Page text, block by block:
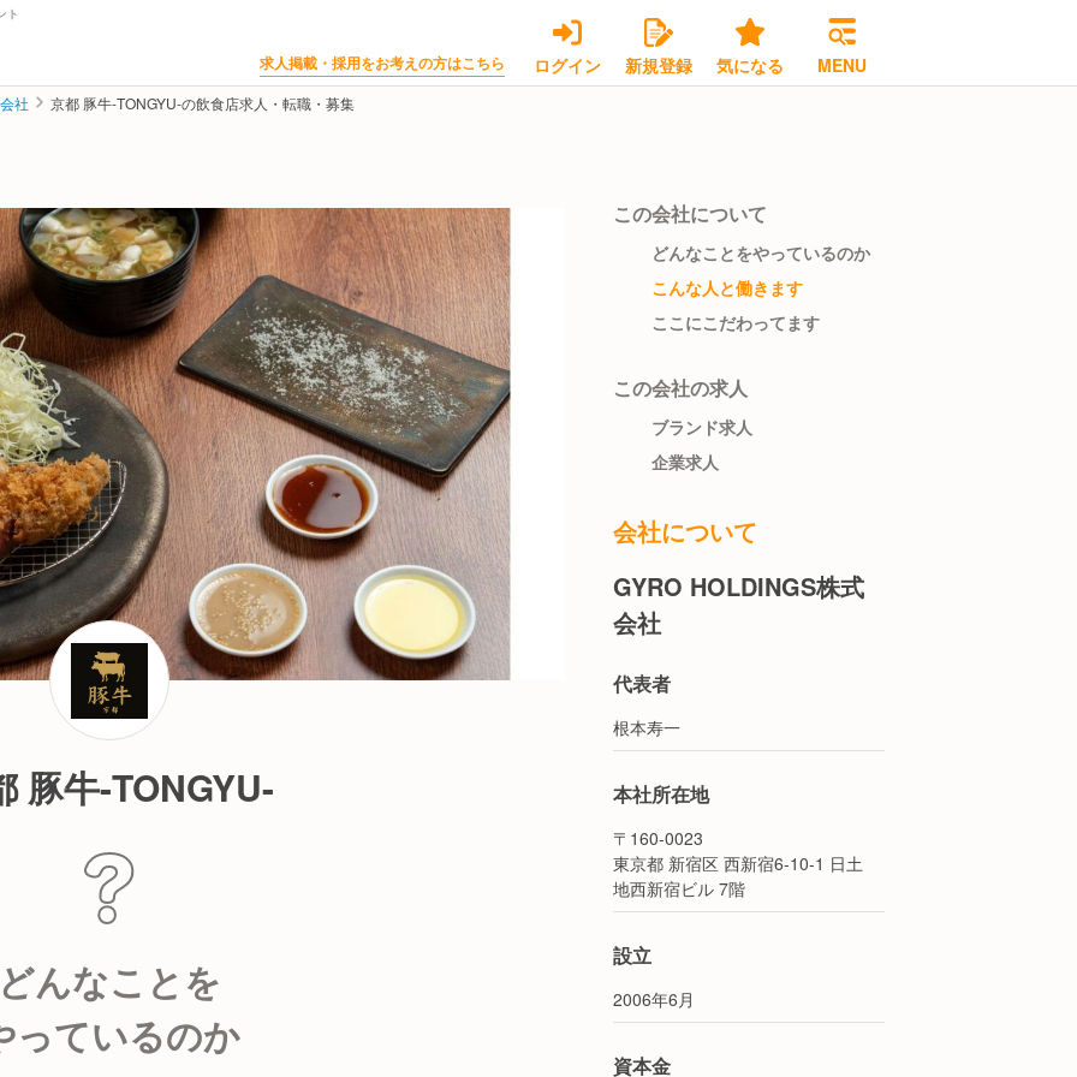
ト
求人掲載・採用をお考えの方はこちら ログイン 新規登録 気になる MENU
社 京都 豚牛-TONGYU-の飲食店求人・転職・募集
豚牛-TONGYU-
んなことを
っているのか
この会社について
どんなことをやっているのか
こんな人と働きます
ここにこだわってます
この会社の求人
ブランド求人
企業求人
会社について
GYRO HOLDINGS株式
会社
代表者
根本寿一
本社所在地
〒160-0023
東京都 新宿区 西新宿6-10-1 日土
地西新宿ビル 7階
設立
2006年6月
資本金